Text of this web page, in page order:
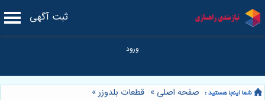
ثبت آگهی
صفحه اصلی » قطعات بلدوزر»